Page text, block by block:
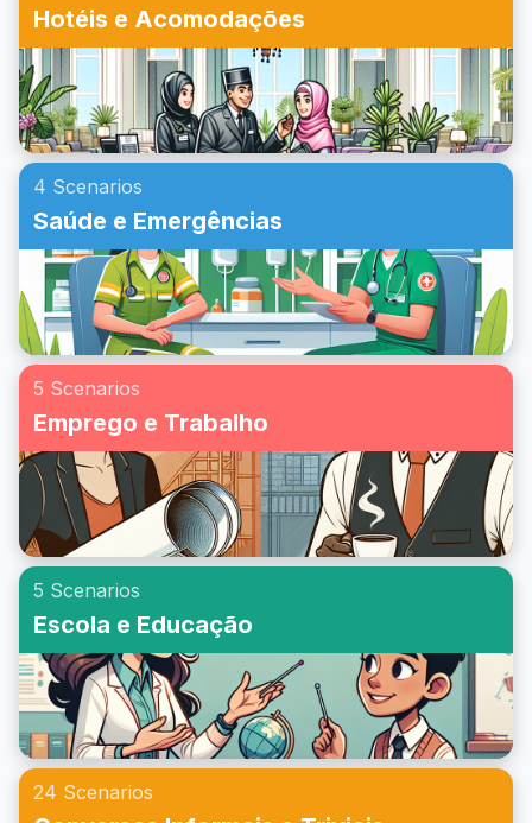
Hotéis e Acomodações
4 Scenarios
Saúde e Emergências
5 Scenarios
Emprego e Trabalho
5 Scenarios
Escola e Educação
24 Scenarios